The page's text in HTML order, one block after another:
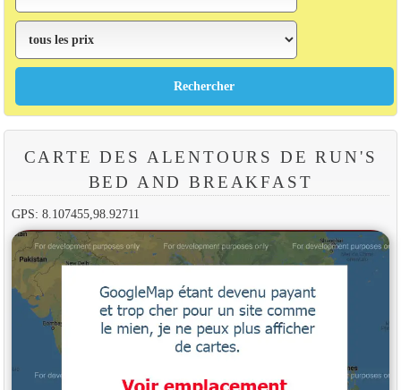
CARTE DES ALENTOURS DE RUN'S
BED AND BREAKFAST
GPS: 8.107455,98.92711